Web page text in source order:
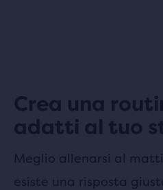
Crea una
adatti al tuo
Meglio allenarsi al
esiste una risposta